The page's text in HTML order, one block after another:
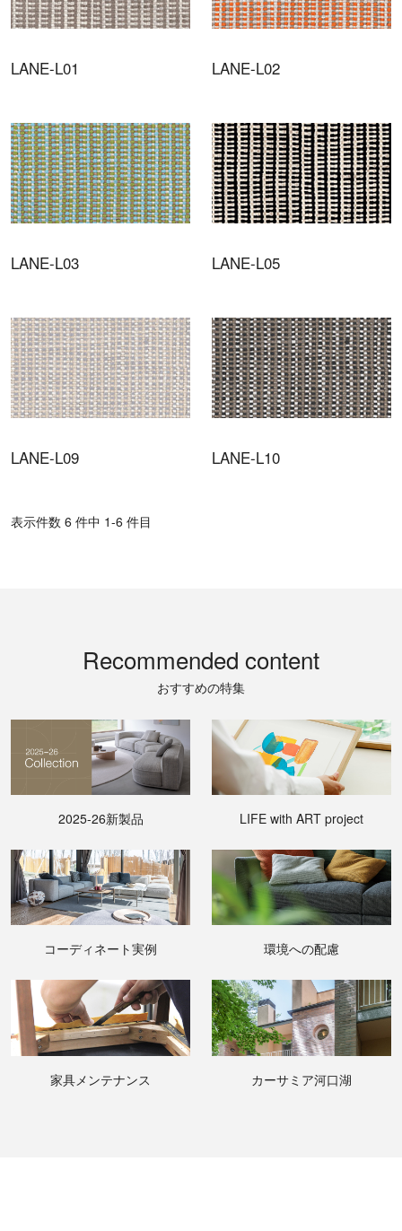
LANE-L01 LANE-L02
LANE-L03 LANE-L05
LANE-L09 LANE-L10
表⽰件数 6 件中 1-6 件目
Recommended content
おすすめの特集
2025-26新製品 LIFE with ART project
コーディネート実例 環境への配慮
家具メンテナンス カーサミア河口湖